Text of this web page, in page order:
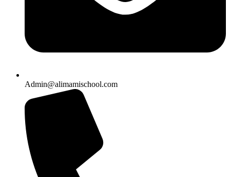
Admin@alimamischool.com